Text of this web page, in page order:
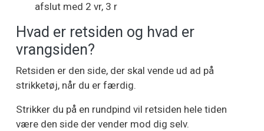
afslut med 2 vr, 3 r
Hvad er retsiden og hvad er
vrangsiden?
Retsiden er den side, der skal vende ud ad på
strikketøj, når du er færdig.
Strikker du på en rundpind vil retsiden hele tiden
være den side der vender mod dig selv.